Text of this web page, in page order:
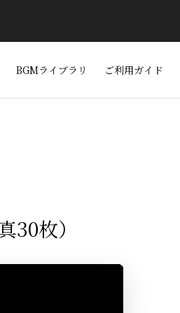
BGMライブラリ ご利用ガイド
30枚）